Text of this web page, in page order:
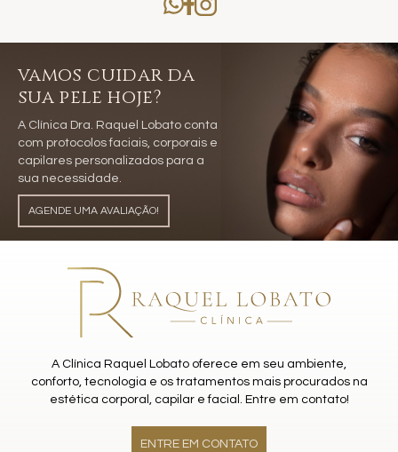
vamos cuidar da
sua pele hoje?
A Clínica Dra. Raquel Lobato conta
com protocolos faciais, corporais e
capilares personalizados para a
sua necessidade.
AGENDE UMA AVALIAÇÃO!
A Clínica Raquel Lobato oferece em seu ambiente,
conforto, tecnologia e os tratamentos mais procurados na
estética corporal, capilar e facial. Entre em contato!
ENTRE EM CONTATO